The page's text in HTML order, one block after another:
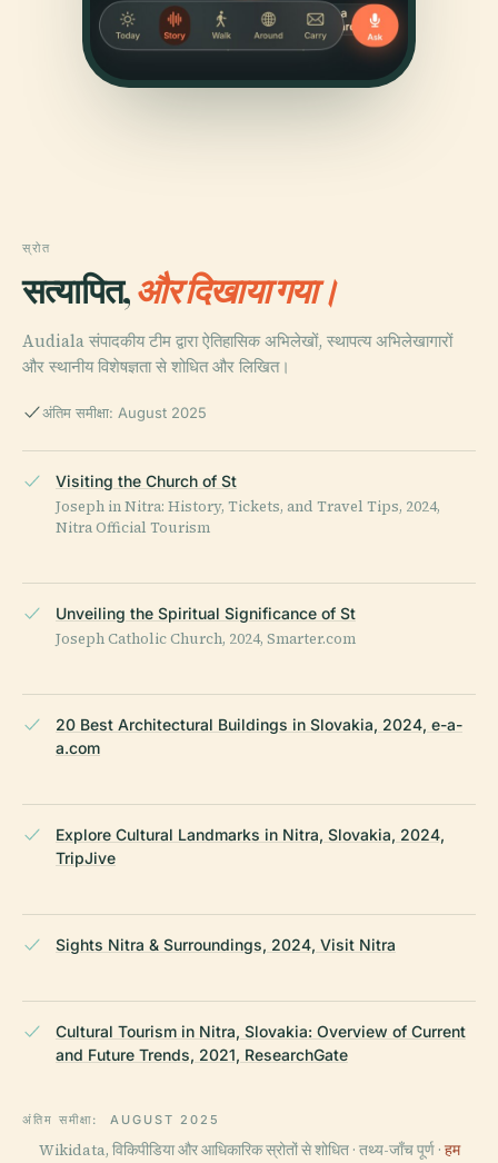
स्रोत
सत्यापित,और दिखाया गया।
Audiala संपादकीय टीम द्वारा ऐतिहासिक अभिलेखों, स्थापत्य अभिलेखागारों
और स्थानीय विशेषज्ञता से शोधित और लिखित।
अंतिम समीक्षा: August 2025
Visiting the Church of St
Joseph in Nitra: History, Tickets, and Travel Tips, 2024,
Nitra Official Tourism
Unveiling the Spiritual Significance of St
Joseph Catholic Church, 2024, Smarter.com
20 Best Architectural Buildings in Slovakia, 2024, e-a-
a.com
Explore Cultural Landmarks in Nitra, Slovakia, 2024,
TripJive
Sights Nitra & Surroundings, 2024, Visit Nitra
Cultural Tourism in Nitra, Slovakia: Overview of Current
and Future Trends, 2021, ResearchGate
अंतिम समीक्षा: AUGUST 2025
Wikidata, विकिपीडिया और आधिकारिक स्रोतों से शोधित · तथ्य-जाँच पूर्ण · हम